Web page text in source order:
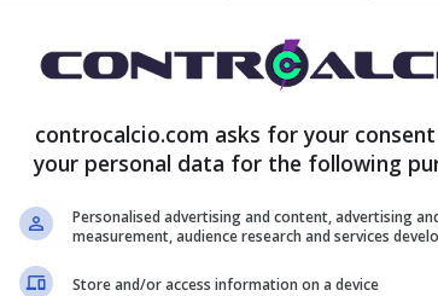
ed al tecnico.
arriva in diretta
la situazione in casa Roma non è
sul canale sportivo Twitch più seguito
del problema.
controcalcio.com asks for your
your personal data for the following
Personalised advertising and content, advertising
measurement, audience research and services
Store and/or access information on a device